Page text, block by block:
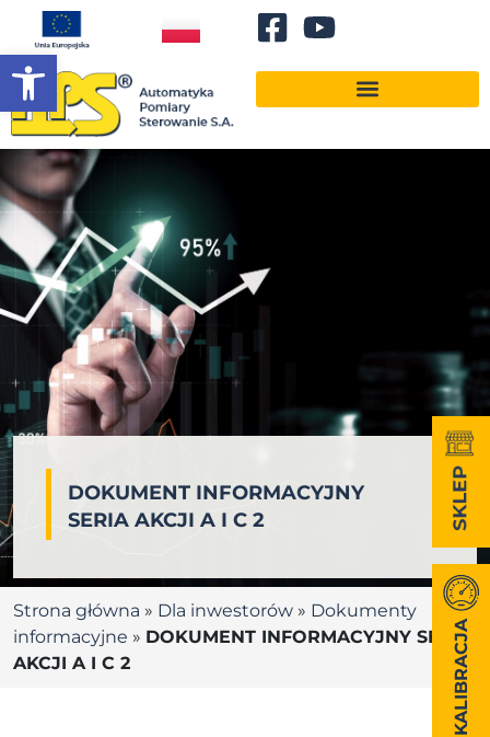
Otwórz pasek narzędzi
DOKUMENT INFORMACYJNY
SERIA AKCJI A I C 2
Strona główna » Dla inwestorów » Dokumenty
informacyjne » DOKUMENT INFORMACYJNY SERIA
AKCJI A I C 2
KALIBRACJA